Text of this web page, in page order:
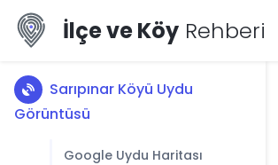
İlçe ve Köy Rehberi
Sarıpınar Köyü Uydu
Görüntüsü
Google Uydu Haritası